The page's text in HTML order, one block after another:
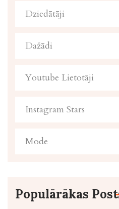
Dziedātāji
Dažādi
Youtube Lietotāji
Instagram Stars
Mode
Populārākas